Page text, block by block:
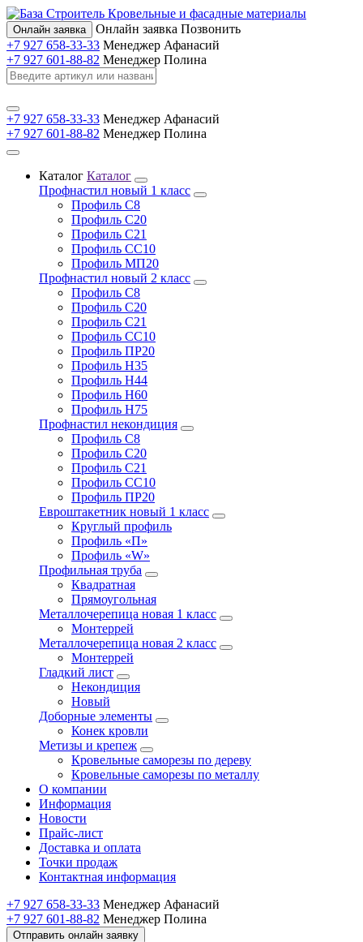
Кровельные и фасадные материалы
Онлайн заявка Онлайн заявка Позвонить
+7 927 658-33-33 Менеджер Афанасий
+7 927 601-88-82 Менеджер Полина
+7 927 658-33-33 Менеджер Афанасий
+7 927 601-88-82 Менеджер Полина
Каталог Каталог
Профнастил новый 1 класс
Профиль С8
Профиль С20
Профиль С21
Профиль СС10
Профиль МП20
Профнастил новый 2 класс
Профиль С8
Профиль С20
Профиль С21
Профиль СС10
Профиль ПР20
Профиль Н35
Профиль Н44
Профиль Н60
Профиль Н75
Профнастил некондиция
Профиль С8
Профиль С20
Профиль С21
Профиль СС10
Профиль ПР20
Евроштакетник новый 1 класс
Круглый профиль
Профиль «П»
Профиль «W»
Профильная труба
Квадратная
Прямоугольная
Металлочерепица новая 1 класс
Монтеррей
Металлочерепица новая 2 класс
Монтеррей
Гладкий лист
Некондиция
Новый
Доборные элементы
Конек кровли
Метизы и крепеж
Кровельные саморезы по дереву
Кровельные саморезы по металлу
О компании
Информация
Новости
Прайс-лист
Доставка и оплата
Точки продаж
Контактная информация
+7 927 658-33-33 Менеджер Афанасий
+7 927 601-88-82 Менеджер Полина
Отправить онлайн заявку